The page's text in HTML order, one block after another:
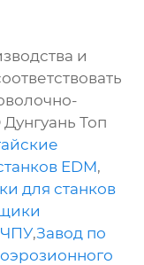
и
Топ
EDM,
для станков
ЧПУ,Завод по